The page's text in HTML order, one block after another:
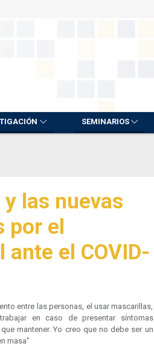
SEMINARIOS
las nuevas
por el
el COVID-
entre las personas, el usar mascarillas,
en caso de presentar síntomas
mantener. Yo creo que no debe ser un
masa”